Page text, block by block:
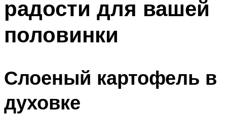
радости для вашей
половинки
Слоеный картофель в
духовке